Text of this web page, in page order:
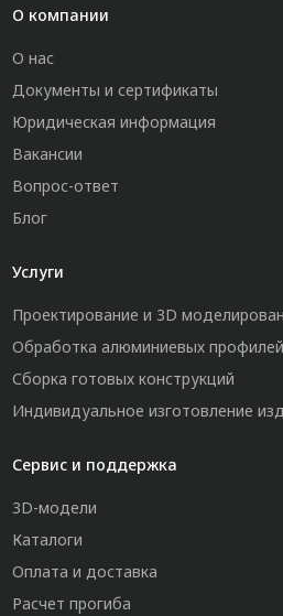
О компании
О нас
Документы и сертификаты
Юридическая информация
Вакансии
Вопрос-ответ
Блог
Услуги
Проектирование и 3D
Обработка алюминиевых профилей
Сборка готовых конструкций
Индивидуальное изготовление
Сервис и поддержка
3D-модели
Каталоги
Оплата и доставка
Расчет прогиба